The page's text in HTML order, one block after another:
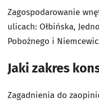
Zagospodarowanie
ulicach: Ołbińska,
Pobożnego i
Jaki zakres
Zagadnienia do